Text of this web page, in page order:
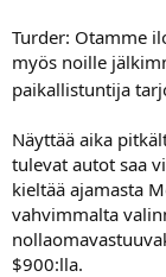
Turder: Otamme
myös noille
paikallistuntija
Näyttää aika
tulevat autot saa
kieltää ajamasta
vahvimmalta
$900:lla.